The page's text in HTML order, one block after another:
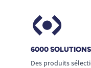
6000
Des produits